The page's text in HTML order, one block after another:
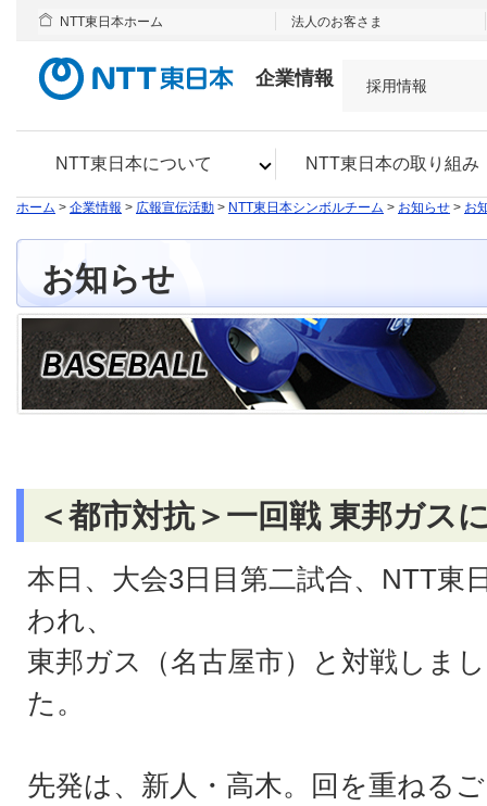
企業情報
NTT東日本について NTT東日本の取り組み
NTT東日本ホーム 法人のお客さま
採用情報
ホーム > 企業情報 > 広報宣伝活動 > NTT東日本シンボルチーム > お知らせ > お
お知らせ
＜都市対抗＞一回戦 東邦ガス
本日、大会3日目第二試合、NTT東
われ、
東邦ガス（名古屋市）と対戦しま
た。
先発は、新人・高木。回を重ねる